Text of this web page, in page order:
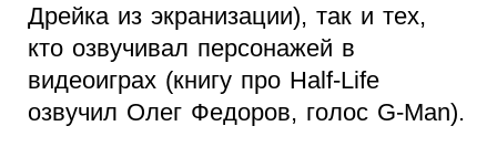
Дрейка из экранизации), так и тех,
кто озвучивал персонажей в
видеоиграх (книгу про Half-Life
озвучил Олег Федоров, голос G-Man).